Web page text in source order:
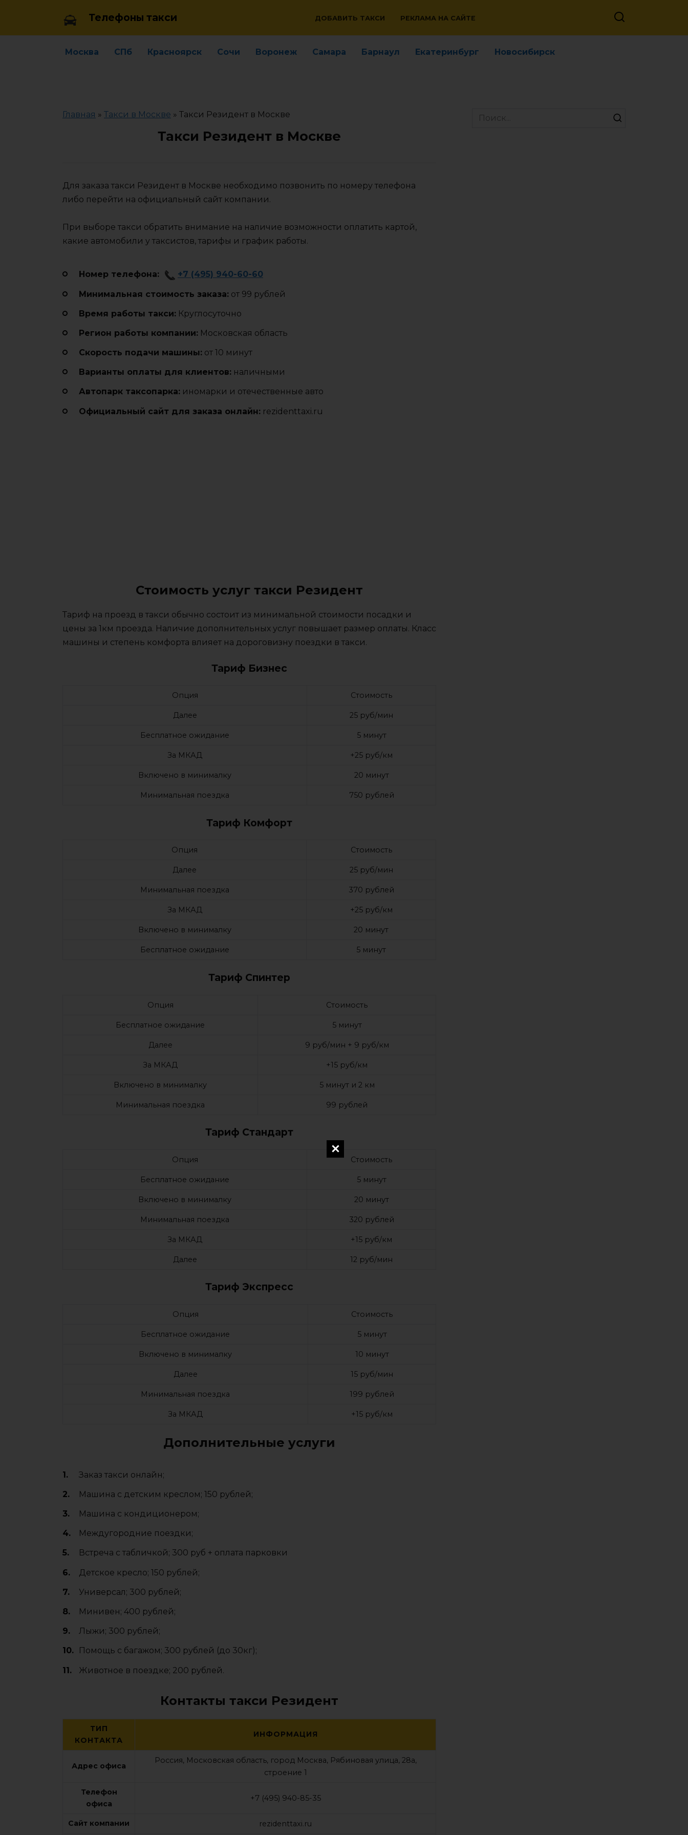
Телефоны такси ДОБАВИТЬ ТАКСИ РЕКЛАМА НА САЙТЕ
Москва СПб Красноярск Сочи Воронеж Самара Барнаул Екатеринбург Новосибирск
Главная » Такси в Москве » Такси Резидент в Москве
Такси Резидент в Москве
Для заказа такси Резидент в Москве необходимо позвонить по номеру телефона
либо перейти на официальный сайт компании.
При выборе такси обратить внимание на наличие возможности оплатить картой,
какие автомобили у таксистов, тарифы и график работы.
Номер телефона: +7 (495) 940-60-60
Минимальная стоимость заказа: от 99 рублей
Время работы такси: Круглосуточно
Регион работы компании: Московская область
Cкорость подачи машины: от 10 минут
Варианты оплаты для клиентов: наличными
Автопарк таксопарка: иномарки и отечественные авто
Официальный сайт для заказа онлайн: rezidenttaxi.ru
Стоимость услуг такси Резидент
Тариф на проезд в такси обычно состоит из минимальной стоимости посадки и
цены за 1км проезда. Наличие дополнительных услуг повышает размер оплаты. Класс
машины и степень комфорта влияет на дороговизну поездки в такси.
Тариф Бизнес
Опция Стоимость
Далее 25 руб/мин
Бесплатное ожидание 5 минут
За МКАД +25 руб/км
Включено в минималку 20 минут
Минимальная поездка 750 рублей
Тариф Комфорт
Опция Стоимость
Далее 25 руб/мин
Минимальная поездка 370 рублей
За МКАД +25 руб/км
Включено в минималку 20 минут
Бесплатное ожидание 5 минут
Тариф Спинтер
Опция Стоимость
Бесплатное ожидание 5 минут
Далее 9 руб/мин + 9 руб/км
За МКАД +15 руб/км
Включено в минималку 5 минут и 2 км
Минимальная поездка 99 рублей
Тариф Стандарт
Опция Стоимость
Бесплатное ожидание 5 минут
Включено в минималку 20 минут
Минимальная поездка 320 рублей
За МКАД +15 руб/км
Далее 12 руб/мин
Тариф Экспресс
Опция Стоимость
Бесплатное ожидание 5 минут
Включено в минималку 10 минут
Далее 15 руб/мин
Минимальная поездка 199 рублей
За МКАД +15 руб/км
Дополнительные услуги
Заказ такси онлайн;
Машина с детским креслом; 150 рублей;
Машина с кондиционером;
Междугородние поездки;
Встреча с табличкой; 300 руб + оплата парковки
Детское кресло; 150 рублей;
Универсал; 300 рублей;
Минивен; 400 рублей;
Лыжи; 300 рублей;
Помощь с багажом; 300 рублей (до 30кг);
Животное в поездке; 200 рублей.
Контакты такси Резидент
ТИП
КОНТАКТА
ИНФОРМАЦИЯ
Адрес офиса
Россия, Московская область, город Москва, Рябиновая улица, 28а,
строение 1
Телефон
офиса
+7 (495) 940-85-35
Сайт компании rezidenttaxi.ru
Search